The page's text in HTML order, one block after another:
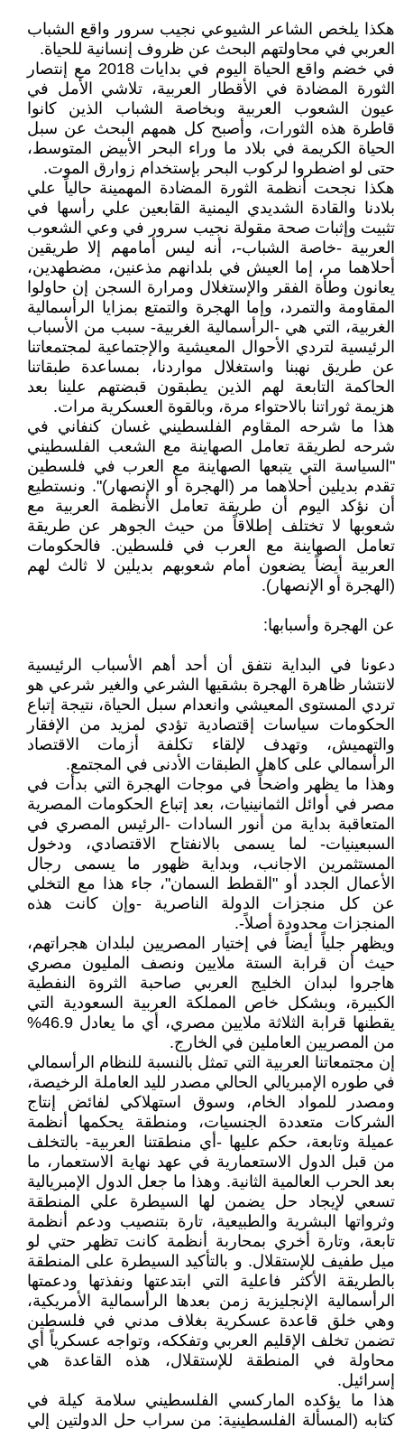
هكذا يلخص الشاعر الشيوعي نجيب سرور واقع الشباب
العربي في محاولتهم البحث عن ظروف إنسانية للحياة.
في خضم واقع الحياة اليوم في بدايات 2018 مع إنتصار
الثورة المضادة في الأقطار العربية، تلاشي الأمل في
عيون الشعوب العربية وبخاصة الشباب الذين كانوا
قاطرة هذه الثورات، وأصبح كل همهم البحث عن سبل
الحياة الكريمة في بلاد ما وراء البحر الأبيض المتوسط،
حتى لو اضطروا لركوب البحر بإستخدام زوارق الموت.
هكذا نجحت أنظمة الثورة المضادة المهمينة حالياً علي
بلادنا والقادة الشديدي اليمنية القابعين علي رأسها في
تثبيت وإثبات صحة مقولة نجيب سرور في وعي الشعوب
العربية -خاصة الشباب-، أنه ليس أمامهم إلا طريقين
أحلاهما مر، إما العيش في بلدانهم مذعنين، مضطهدين،
يعانون وطأة الفقر والإستغلال ومرارة السجن إن حاولوا
المقاومة والتمرد، وإما الهجرة والتمتع بمزايا الرأسمالية
الغربية، التي هي -الرأسمالية الغربية- سبب من الأسباب
الرئيسية لتردي الأحوال المعيشية والإجتماعية لمجتمعاتنا
عن طريق نهبنا واستغلال مواردنا، بمساعدة طبقاتنا
الحاكمة التابعة لهم الذين يطبقون قبضتهم علينا بعد
هزيمة ثوراتنا بالاحتواء مرة، وبالقوة العسكرية مرات.
هذا ما شرحه المقاوم الفلسطيني غسان كنفاني في
شرحه لطريقة تعامل الصهاينة مع الشعب الفلسطيني
"السياسة التي يتبعها الصهاينة مع العرب في فلسطين
تقدم بديلين أحلاهما مر (الهجرة أو الإنصهار)". ونستطيع
أن نؤكد اليوم أن طريقة تعامل الأنظمة العربية مع
شعوبها لا تختلف إطلاقاً من حيث الجوهر عن طريقة
تعامل الصهاينة مع العرب في فلسطين. فالحكومات
العربية أيضاً يضعون أمام شعوبهم بديلين لا ثالث لهم
(الهجرة أو الإنصهار).
عن الهجرة وأسبابها:
دعونا في البداية نتفق أن أحد أهم الأسباب الرئيسية
لانتشار ظاهرة الهجرة بشقيها الشرعي والغير شرعي هو
تردي المستوى المعيشي وانعدام سبل الحياة، نتيجة إتباع
الحكومات سياسات إقتصادية تؤدي لمزيد من الإفقار
والتهميش، وتهدف لإلقاء تكلفة أزمات الاقتصاد
الرأسمالي على كاهل الطبقات الأدنى في المجتمع.
وهذا ما يظهر واضحاً في موجات الهجرة التي بدأت في
مصر في أوائل الثمانينيات، بعد إتباع الحكومات المصرية
المتعاقبة بداية من أنور السادات -الرئيس المصري في
السبعينيات- لما يسمى بالانفتاح الاقتصادي، ودخول
المستثمرين الاجانب، وبداية ظهور ما يسمى رجال
الأعمال الجدد أو "القطط السمان"، جاء هذا مع التخلي
عن كل منجزات الدولة الناصرية -وإن كانت هذه
المنجزات محدودة أصلاً-.
ويظهر جلياً أيضاً في إختيار المصريين لبلدان هجراتهم،
حيث أن قرابة الستة ملايين ونصف المليون مصري
هاجروا لبدان الخليج العربي صاحبة الثروة النفطية
الكبيرة، وبشكل خاص المملكة العربية السعودية التي
يقطنها قرابة الثلاثة ملايين مصري، أي ما يعادل 46.9%
من المصريين العاملين في الخارج.
إن مجتمعاتنا العربية التي تمثل بالنسبة للنظام الرأسمالي
في طوره الإمبريالي الحالي مصدر لليد العاملة الرخيصة،
ومصدر للمواد الخام، وسوق استهلاكي لفائض إنتاج
الشركات متعددة الجنسيات، ومنطقة يحكمها أنظمة
عميلة وتابعة، حكم عليها -أي منطقتنا العربية- بالتخلف
من قبل الدول الاستعمارية في عهد نهاية الاستعمار، ما
بعد الحرب العالمية الثانية. وهذا ما جعل الدول الإمبريالية
تسعي لإيجاد حل يضمن لها السيطرة علي المنطقة
وثرواتها البشرية والطبيعية، تارة بتنصيب ودعم أنظمة
تابعة، وتارة أخري بمحاربة أنظمة كانت تظهر حتي لو
ميل طفيف للإستقلال. و بالتأكيد السيطرة على المنطقة
بالطريقة الأكثر فاعلية التي ابتدعتها ونفذتها ودعمتها
الرأسمالية الإنجليزية زمن بعدها الرأسمالية الأمريكية،
وهي خلق قاعدة عسكرية بغلاف مدني في فلسطين
تضمن تخلف الإقليم العربي وتفككه، وتواجه عسكرياً أي
محاولة في المنطقة للإستقلال، هذه القاعدة هي
إسرائيل.
هذا ما يؤكده الماركسي الفلسطيني سلامة كيلة في
كتابه (المسألة الفلسطينية: من سراب حل الدولتين إلي